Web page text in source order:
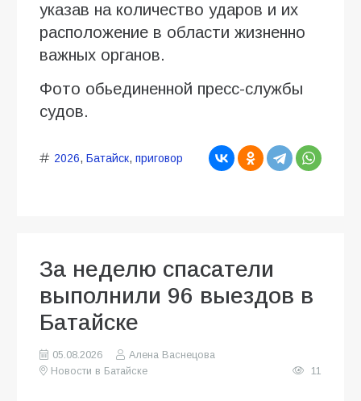
указав на количество ударов и их
расположение в области жизненно
важных органов.
Фото обьединенной пресс-службы
судов.
2026, Батайск, приговор
За неделю спасатели
выполнили 96 выездов в
Батайске
05.08.2026
Алена Васнецова
Новости в Батайске
11